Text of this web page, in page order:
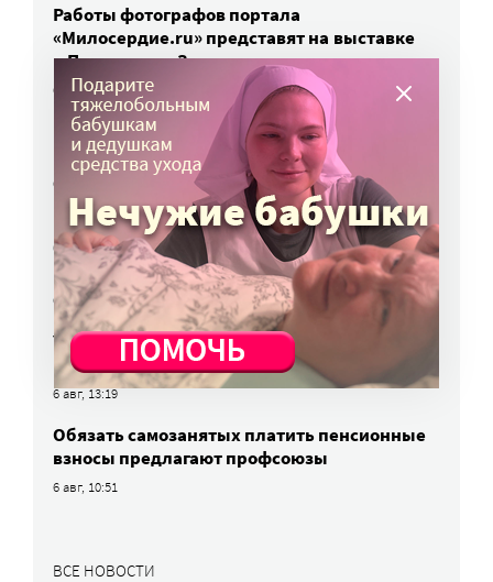
Работы фотографов портала
«Милосердие.ru» представят на выставке
в Переславле-Залесском
6 авг, 16:03
МЧС предупреждает москвичей о грозе
и буре
6 авг, 15:55
Победители олимпиад заняли большинство
бюджетных мест: в МГИМО предложили
пересмотреть правила приема
6 авг, 14:44
Улучшить питание заключенных намерен
Минюст
6 авг, 13:19
Обязать самозанятых платить пенсионные
взносы предлагают профсоюзы
6 авг, 10:51
ВСЕ НОВОСТИ